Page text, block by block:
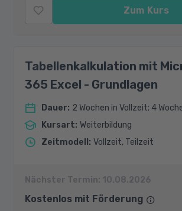
Zum Kurs
Tabellenkalkulation mit
365 Excel - Grundlagen
Dauer: 2 Wochen in Vollzeit; 4
Kursart: Weiterbildung
Zeitmodell : Vollzeit, Teilzeit
Nächster Termin: 10.08.2026
Kostenlos mit Förderung